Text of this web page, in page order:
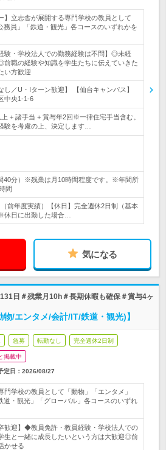
】立志舎が展開する専門学校の教員として
務員」「鉄道・観光」各コースのいずれかを
験・学校法人での勤務経験は不問】◎未経
職の経験や知識を学生たちに伝えていきた
い方歓迎
し／U・Iターン歓迎】 【仙台キャンパス】
中央1-1-6
+ 諸手当 + 賞与年2回※一律住宅手当含む。
験を考慮の上、決定します…
40分）※残業は月10時間程度です。※年間所
間
前年度実績）【休日】完全週休2日制（基本
日に出勤した場合…
気になる
日＃残業月10h＃長期休暇も確保＃賞与4ヶ
/エンタメ/会計/IT/鉄道・観光)】
急募 転勤なし 完全週休2日制
掲載中
定日： 2026/08/27
門学校の教員として「動物」「エンタメ」
道・観光」「グローバル」各コースのいずれ
歓迎】◆教員免許・教員経験・学校法人での
生と一緒に成長したいという方は大歓迎◎前
かせる